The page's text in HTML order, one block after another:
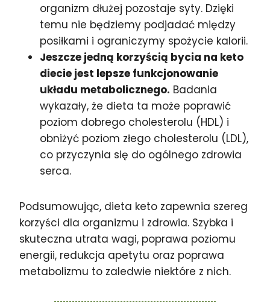
organizm dłużej pozostaje syty. Dzięki
temu nie będziemy podjadać między
posiłkami i ograniczymy spożycie kalorii.
Jeszcze jedną korzyścią bycia na keto
diecie jest lepsze funkcjonowanie
układu metabolicznego. Badania
wykazały, że dieta ta może poprawić
poziom dobrego cholesterolu (HDL) i
obniżyć poziom złego cholesterolu (LDL),
co przyczynia się do ogólnego zdrowia
serca.
Podsumowując, dieta keto zapewnia szereg
korzyści dla organizmu i zdrowia. Szybka i
skuteczna utrata wagi, poprawa poziomu
energii, redukcja apetytu oraz poprawa
metabolizmu to zaledwie niektóre z nich.